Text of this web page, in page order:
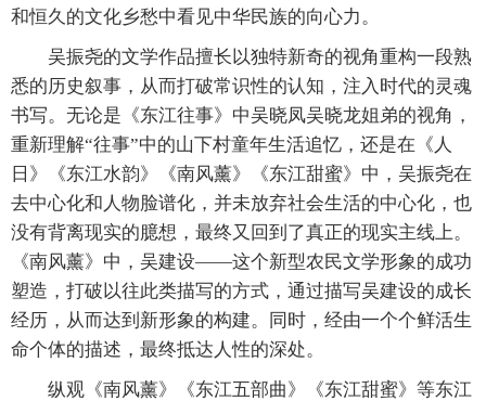
和恒久的文化乡愁中看见中华民族的向心力。
吴振尧的文学作品擅长以独特新奇的视角重构一段熟
悉的历史叙事，从而打破常识性的认知，注入时代的灵魂
书写。无论是《东江往事》中吴晓凤吴晓龙姐弟的视角，
重新理解“往事”中的山下村童年生活追忆，还是在《人
日》《东江水韵》《南风薰》《东江甜蜜》中，吴振尧在
去中心化和人物脸谱化，并未放弃社会生活的中心化，也
没有背离现实的臆想，最终又回到了真正的现实主线上。
《南风薰》中，吴建设——这个新型农民文学形象的成功
塑造，打破以往此类描写的方式，通过描写吴建设的成长
经历，从而达到新形象的构建。同时，经由一个个鲜活生
命个体的描述，最终抵达人性的深处。
纵观《南风薰》《东江五部曲》《东江甜蜜》等东江